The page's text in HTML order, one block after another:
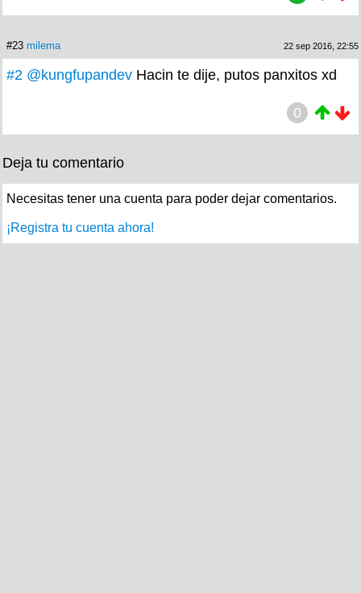
#23 milema 22 sep 2016, 22:55
#2 @kungfupandev Hacin te dije, putos panxitos xd
0
Deja tu comentario
Necesitas tener una cuenta para poder dejar comentarios.
¡Registra tu cuenta ahora!